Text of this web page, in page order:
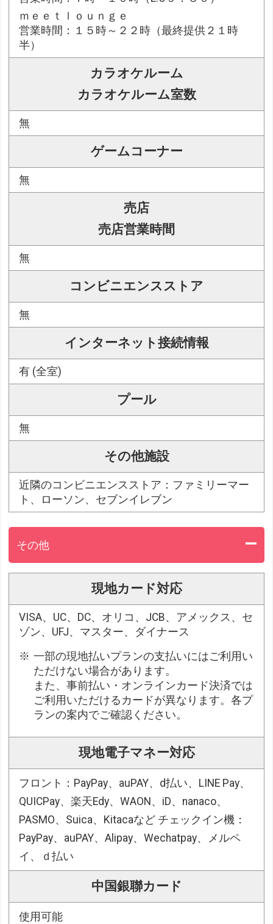
ｍｅｅｔｌｏｕｎｇｅ
営業時間：１５時～２２時（最終提供２１時
半）
カラオケルーム
カラオケルーム室数
無
ゲームコーナー
無
売店
売店営業時間
無
コンビニエンスストア
無
インターネット接続情報
有 (全室)
プール
無
その他施設
近隣のコンビニエンスストア：ファミリーマー
ト、ローソン、セブンイレブン
その他
現地カード対応
VISA、UC、DC、オリコ、JCB、アメックス、セ
ゾン、UFJ、マスター、ダイナース
一部の現地払いプランの支払いにはご利用い
ただけない場合があります。
また、事前払い・オンラインカード決済では
ご利用いただけるカードが異なります。各プ
ランの案内でご確認ください。
現地電子マネー対応
フロント：PayPay、auPAY、d払い、LINE Pay、
QUICPay、楽天Edy、WAON、iD、nanaco、
PASMO、Suica、Kitacaなど チェックイン機：
PayPay、auPAY、Alipay、Wechatpay、メルペ
イ、ｄ払い
中国銀聯カード
使用可能